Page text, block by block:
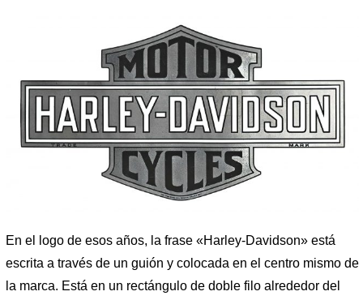
En el logo de esos años, la frase «Harley-Davidson» está
escrita a través de un guión y colocada en el centro mismo de
la marca. Está en un rectángulo de doble filo alrededor del